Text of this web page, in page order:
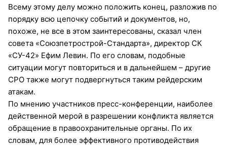
Всему этому делу можно положить конец, разложив по
порядку всю цепочку событий и документов, но,
похоже, не все в этом заинтересованы, сказал член
совета «Союзпетрострой-Стандарта», директор СК
«СУ-42» Ефим Левин. По его словам, подобные
ситуации могут повториться и в дальнейшем – другие
СРО также могут подвергнуться таким рейдерским
атакам.
По мнению участников пресс-конференции, наиболее
действенной мерой в разрешении конфликта является
обращение в правоохранительные органы. По их
словам, для более эффективного противодействия